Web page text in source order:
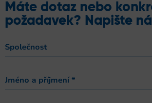
Máte dotaz nebo
požadavek? Napište
Společnost
Jméno a příjmení*